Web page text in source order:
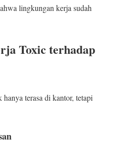
lingkungan kerja sudah
Toxic terhadap
terasa di kantor, tetapi